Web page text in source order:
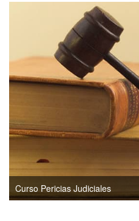
Curso Pericias Judiciales